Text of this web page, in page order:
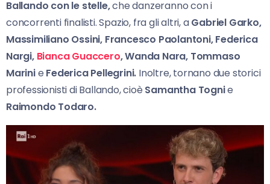
Ballando con le stelle,che danzeranno con i
concorrenti finalisti. Spazio, fra gli altri, aGabriel Garko,
Massimiliano Ossini, Francesco Paolantoni, Federica
Nargi, Bianca Guaccero, Wanda Nara, Tommaso
Marinie Federica Pellegrini. Inoltre, tornano due storici
professionisti di Ballando, cioè Samantha Tognie
Raimondo Todaro.